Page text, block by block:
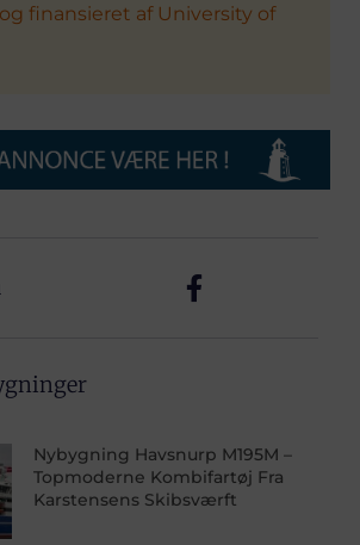
finansieret af University of
Nybygning Havsnurp M195M –
Topmoderne Kombifartøj Fra
Karstensens Skibsværft